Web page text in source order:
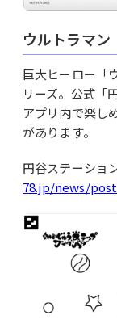
ウルトラマン
巨大ヒーロー「
リーズ。公式「
アプリ内で楽し
があります。
円谷ステーショ
78.jp/news/